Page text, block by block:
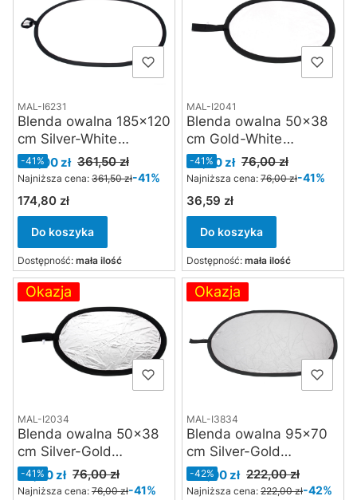
MAL-I6231
Blenda owalna 185x120
cm Silver-White
Manfrotto Avenger
I6231
Cena promocyjna
215,00 zł 361,50 zł
-41%
Najniższa cena: 361,50 zł-41%
Cena
174,80 zł
Do koszyka
Dostępność: mała ilość
MAL-I2041
Blenda owalna 50x38
cm Gold-White
Manfrotto Avenger
I2041
Cena promocyjna
45,00 zł 76,00 zł
-41%
Najniższa cena: 76,00 zł-41%
Cena
36,59 zł
Do koszyka
Dostępność: mała ilość
Okazja
MAL-I2034
Blenda owalna 50x38
cm Silver-Gold
Manfrotto Avenger
I2034
Cena promocyjna
45,00 zł 76,00 zł
-41%
Najniższa cena: 76,00 zł-41%
Okazja
MAL-I3834
Blenda owalna 95x70
cm Silver-Gold
Manfrotto Avenger
I3834
Cena promocyjna
129,00 zł 222,00 zł
-42%
Najniższa cena: 222,00 zł-42%